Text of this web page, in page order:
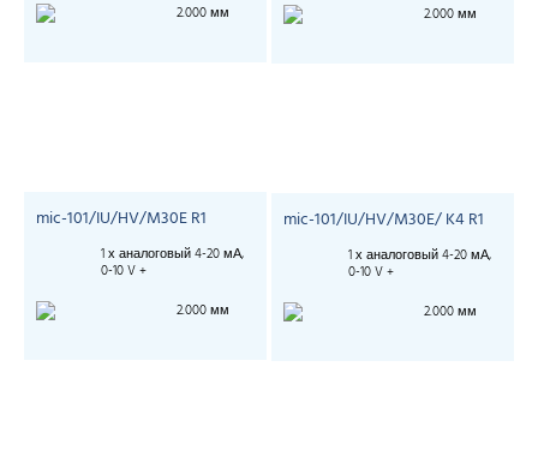
2.000 мм
2.000 мм
mic-101/IU/HV/M30E R1
1 х аналоговый 4-20 мА,
0-10 V +
2.000 мм
mic-101/IU/HV/M30E/ K4 R1
1 х аналоговый 4-20 мА,
0-10 V +
2.000 мм